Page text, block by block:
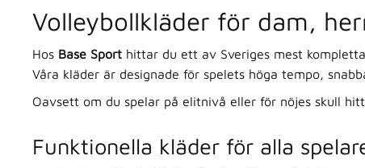
Volleybollkläder för dam,
Hos Base Sport hittar du ett av Sveriges mest
Våra kläder är designade för spelets höga tempo,
Oavsett om du spelar på elitnivå eller för nöjes skull
Funktionella kläder för alla